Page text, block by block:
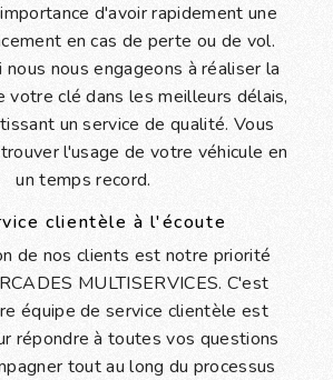
d'avoir rapidement une
en cas de perte ou de vol.
nous engageons à réaliser la
votre clé dans les meilleurs délais,
un service de qualité. Vous
l'usage de votre véhicule en
un temps record.
clientèle à l'écoute
de nos clients est notre priorité
MULTISERVICES. C'est
équipe de service clientèle est
répondre à toutes vos questions
tout au long du processus